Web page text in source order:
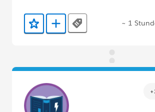
Zu Favoriten hinzufügen
Zu Trailmix hinzufügen
Tags ~ 1